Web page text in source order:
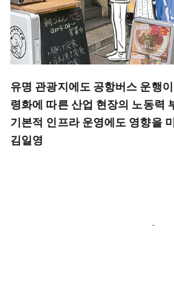
유명 관광지에도 공항버스 운행
령화에 따른 산업 현장의 노동력
기본적 인프라 운영에도 영향을
김일영